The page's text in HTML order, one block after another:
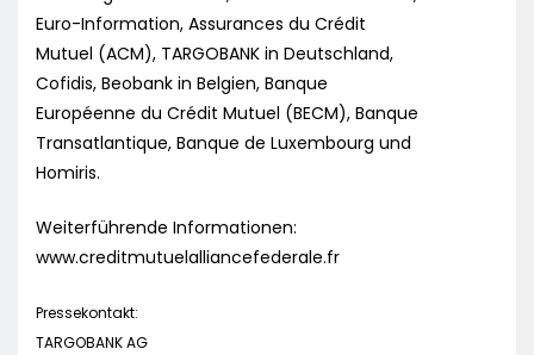
Euro-Information, Assurances du Crédit
Mutuel (ACM), TARGOBANK in Deutschland,
Cofidis, Beobank in Belgien, Banque
Européenne du Crédit Mutuel (BECM), Banque
Transatlantique, Banque de Luxembourg und
Homiris.
Weiterführende Informationen:
www.creditmutuelalliancefederale.fr
Pressekontakt:
TARGOBANK AG